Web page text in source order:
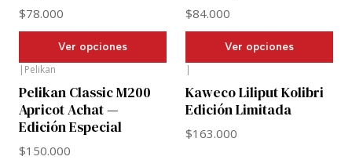
$78.000
Ver opciones
$84.000
Ver opciones
| Pelikan
Pelikan Classic M200
Apricot Achat —
Edición Especial
$150.000
|
Kaweco Liliput Kolibri
Edición Limitada
$163.000